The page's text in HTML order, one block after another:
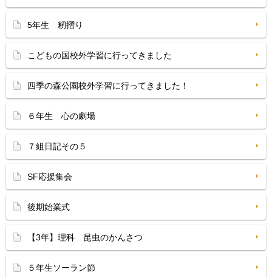
5年生 籾摺り
こどもの国校外学習に行ってきました
四季の森公園校外学習に行ってきました！
６年生 心の劇場
７組日記その５
SF応援集会
後期始業式
【3年】理科 昆虫のかんさつ
５年生ソーラン節